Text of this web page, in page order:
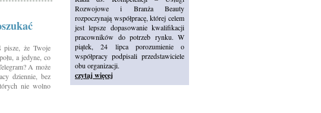
pisze, że Twoje
a jedyne, co
A może
dziennie, bez
nie wolno
Rozwojowe i Branża Beauty
rozpoczynają współpracę, której celem
jest lepsze dopasowanie kwalifikacji
pracowników do potrzeb rynku. W
piątek, 24 lipca porozumienie o
współpracy podpisali przedstawiciele
obu organizacji.
czytaj więcej